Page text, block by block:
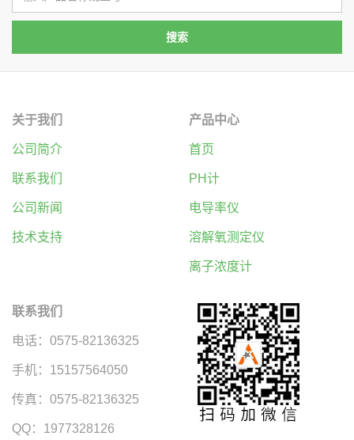
关于我们
公司简介
联系我们
公司新闻
技术支持
产品中心
首页
PH计
电导率仪
溶解氧测定仪
离子浓度计
联系我们
电话：0575-82136325
手机：15157564050
传真：0575-82136325
QQ：1977328126